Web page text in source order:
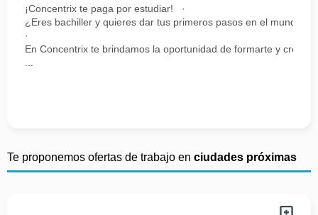
¡Concentrix te paga por estudiar! ·
¿Eres bachiller y quieres dar tus primeros pasos en el mundo
·
En Concentrix te brindamos la oportunidad de formarte y crecer
Te proponemos ofertas de trabajo en ciudades próximas